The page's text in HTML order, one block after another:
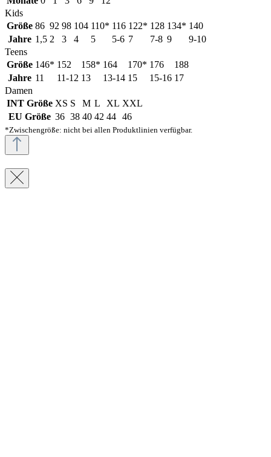
Kids
Größe 86 92 98 104 110* 116 122* 128 134* 140
Jahre 1,5 2 3 4 5 5-6 7 7-8 9
9-10
Teens
Größe 146* 152 158* 164 170* 176
188
Jahre 11 11-12 13 13-14 15 15-16 17
Damen
INT Größe XS S M L XL XXL
EU Größe 36 38 40 42 44 46
*Zwischengröße: nicht bei allen Produktlinien verfügbar.